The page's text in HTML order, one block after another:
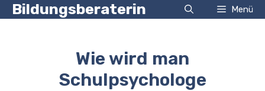
Zum
Inhalt
Bildungsberaterin Menü
Wie wird man
Schulpsychologe